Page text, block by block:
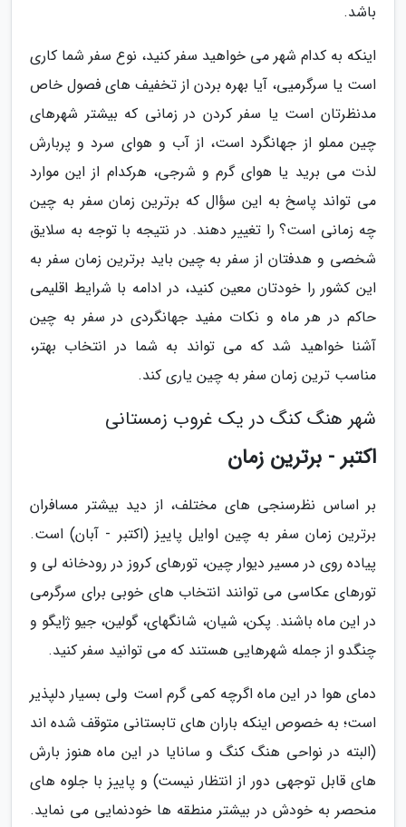
باشد.
اینکه به کدام شهر می خواهید سفر کنید، نوع سفر شما کاری
است یا سرگرمیی، آیا بهره بردن از تخفیف های فصول خاص
مدنظرتان است یا سفر کردن در زمانی که بیشتر شهرهای
چین مملو از جهانگرد است، از آب و هوای سرد و پربارش
لذت می برید یا هوای گرم و شرجی، هرکدام از این موارد
می تواند پاسخ به این سؤال که برترین زمان سفر به چین
چه زمانی است؟ را تغییر دهند. در نتیجه با توجه به سلایق
شخصی و هدفتان از سفر به چین باید برترین زمان سفر به
این کشور را خودتان معین کنید، در ادامه با شرایط اقلیمی
حاکم در هر ماه و نکات مفید جهانگردی در سفر به چین
آشنا خواهید شد که می تواند به شما در انتخاب بهتر،
مناسب ترین زمان سفر به چین یاری کند.
شهر هنگ کنگ در یک غروب زمستانی
اکتبر - برترین زمان
بر اساس نظرسنجی های مختلف، از دید بیشتر مسافران
برترین زمان سفر به چین اوایل پاییز (اکتبر - آبان) است.
پیاده روی در مسیر دیوار چین، تورهای کروز در رودخانه لی و
تورهای عکاسی می توانند انتخاب های خوبی برای سرگرمی
در این ماه باشند. پکن، شیان، شانگهای، گولین، جیو ژایگو و
چنگدو از جمله شهرهایی هستند که می توانید سفر کنید.
دمای هوا در این ماه اگرچه کمی گرم است ولی بسیار دلپذیر
است؛ به خصوص اینکه باران های تابستانی متوقف شده اند
(البته در نواحی هنگ کنگ و سانایا در این ماه هنوز بارش
های قابل توجهی دور از انتظار نیست) و پاییز با جلوه های
منحصر به خودش در بیشتر منطقه ها خودنمایی می نماید.